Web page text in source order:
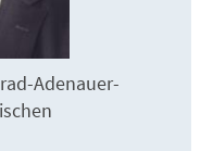
Adenauer-